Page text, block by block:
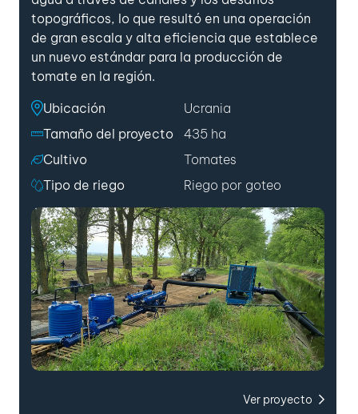
topográficos, lo que resultó en una operación
de gran escala y alta eficiencia que establece
un nuevo estándar para la producción de
tomate en la región.
Ubicación
Ucrania
Tamaño del proyecto
435 ha
Cultivo
Tomates
Tipo de riego
Riego por goteo
Ver proyecto